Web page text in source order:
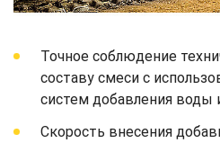
Точное соблюдение
составу смеси с
систем добавления воды
Скорость внесения